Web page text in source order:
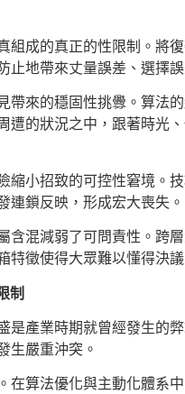
組成的真正的性限制。將
止地帶來丈量誤差、選擇
帶來的穩固性挑釁。算法
遭的狀況之中，跟著時光
縮小招致的可控性窘境。
連鎖反映，形成宏大喪失。
含混減弱了可問責性。跨
特徵使得大眾難以懂得決
制
是產業時期就曾經發生的
生嚴重沖突。
在算法優化與主動化體系